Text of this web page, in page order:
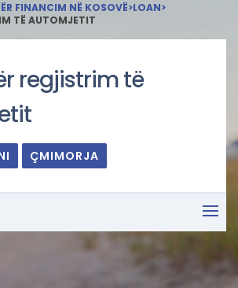
FINANCIM NË KOSOVË>LOAN>
TË AUTOMJETIT
regjistrim të
ÇMIMORJA